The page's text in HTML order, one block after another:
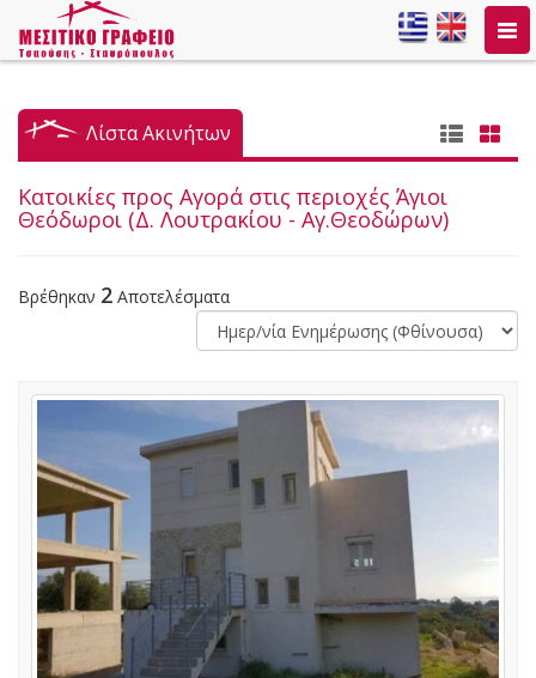
Λίστα Ακινήτων
Κατοικίες προς Αγορά στις περιοχές Άγιοι
Θεόδωροι (Δ. Λουτρακίου - Αγ.Θεοδώρων)
Βρέθηκαν 2 Αποτελέσματα